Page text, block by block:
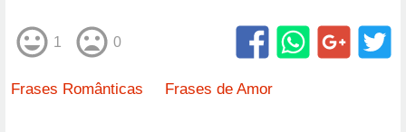
1 0
Frases Românticas Frases de Amor